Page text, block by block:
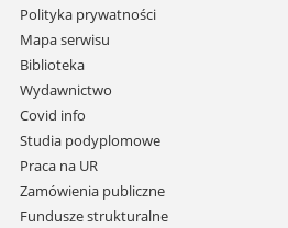
Pomiń
nawigację
i
przejdź
do
treści
Polityka prywatności
Mapa serwisu
Biblioteka
Wydawnictwo
Covid info
Studia podyplomowe
Praca na UR
Zamówienia publiczne
Fundusze strukturalne